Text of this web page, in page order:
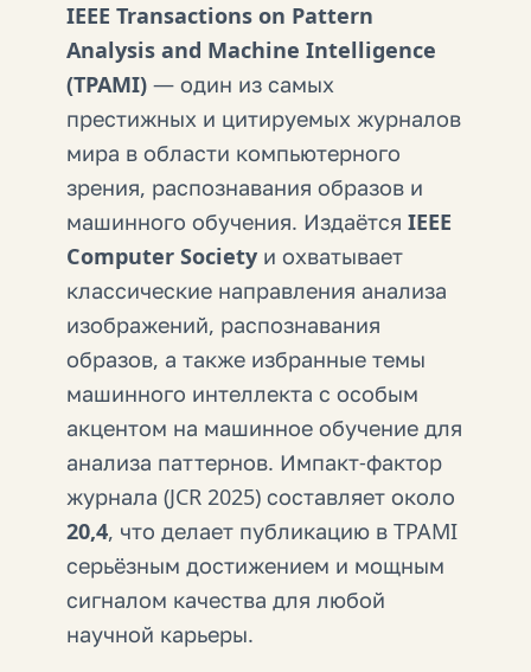
IEEE Transactions on Pattern
Analysis and Machine Intelligence
(TPAMI) — один из самых
престижных и цитируемых журналов
мира в области компьютерного
зрения, распознавания образов и
машинного обучения. Издаётся IEEE
Computer Society и охватывает
классические направления анализа
изображений, распознавания
образов, а также избранные темы
машинного интеллекта с особым
акцентом на машинное обучение для
анализа паттернов. Импакт-фактор
журнала (JCR 2025) составляет около
20,4, что делает публикацию в TPAMI
серьёзным достижением и мощным
сигналом качества для любой
научной карьеры.